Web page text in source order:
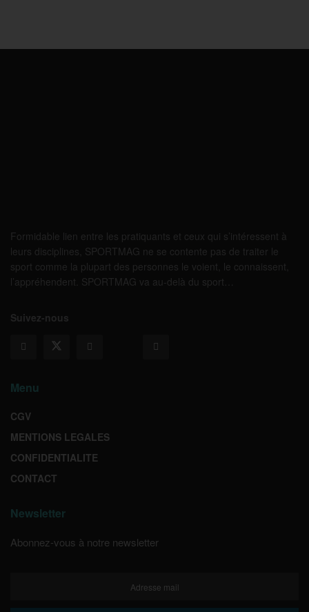
Formidable lien entre les pratiquants et ceux qui s’intéressent à
leurs disciplines, SPORTMAG ne se contente pas de traiter le
sport comme la plupart des personnes le voient, le connaissent,
l’appréhendent. SPORTMAG va au-delà du sport…
Suivez-nous
Menu
CGV
MENTIONS LEGALES
CONFIDENTIALITE
CONTACT
Newsletter
Abonnez-vous à notre newsletter